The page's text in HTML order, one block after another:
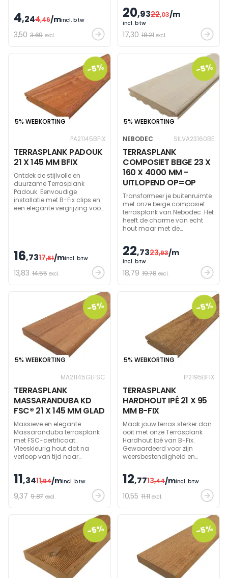
planken zijn gemakkelijk te
bewerken en te transporteren,
en dankzij de impregnering
gaan ze ook nog eens lang
4,244,46/mincl. btw
3,50 3.69 excl.
20,9322,03/m
incl. btw
17,30 18.21 excl.
-5%
5% WEBKORTING
PA21145BFIX
TERRASPLANK PADOUK
21 X 145 MM BFIX
Ontdek de stijlvolle en
duurzame Terrasplank
Padouk. Eenvoudige
installatie met B-Fix clips en
een elegante vergrijzing voor
16,7317,61/mincl. btw
13,83 14.55 excl.
-5%
5% WEBKORTING
NEBODEC
SILVA23160BE
TERRASPLANK
COMPOSIET BEIGE 23 X
160 X 4000 MM -
UITLOPEND OP=OP
Transformeer je buitenruimte
met onze beige composiet
terrasplank van Nebodec. Het
heeft de charme van echt
hout maar met de
composiet. Onze plank is ook
UV-resistent, rot niet en
behoudt zijn kleur altijd. DIT IS
EEN UITLOPEND ARTIKEL EN KAN
NIET BIJBESTELD WORDEN !
22,7323,93/m
incl. btw
18,79 19.78 excl.
-5%
5% WEBKORTING
MA21145GLFSC
TERRASPLANK
MASSARANDUBA KD
FSC® 21 X 145 MM GLAD
Massieve en elegante
Massaranduba terrasplank
met FSC-certificaat.
Vleeskleurig hout dat na
verloop van tijd naar
voor talrijke toepassingen
maar vooral gekozen voor
terrassen. Afmetingen: 21mm
dik, 145mm breed.
11,3411,94/mincl. btw
9,37 9.87 excl.
-5%
5% WEBKORTING
IP2195BFIX
TERRASPLANK
HARDHOUT IPÉ 21 X 95
MM B-FIX
Maak jouw terras sterker dan
ooit met onze Terrasplank
Hardhout Ipé van B-Fix.
Gewaardeerd voor zijn
weersbestendigheid en
topspeler onder de
hardhoutsoorten. Dankzij zijn
fijne nerf en mooie tekening
krijgt jouw terras een
12,7713,44/mincl. btw
10,55 11.11 excl.
-5% -5%